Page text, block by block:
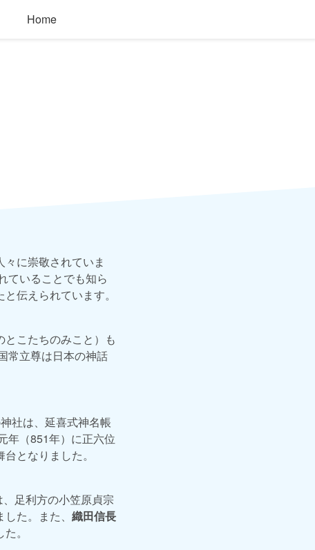
Home
に崇敬されていま
ていることでも知ら
伝えられています。
とこたちのみこと）も
常立尊は日本の神話
社は、延喜式神名帳
年（851年）に正六位
となりました。
足利方の小笠原貞宗
た。また、 織田信長
。